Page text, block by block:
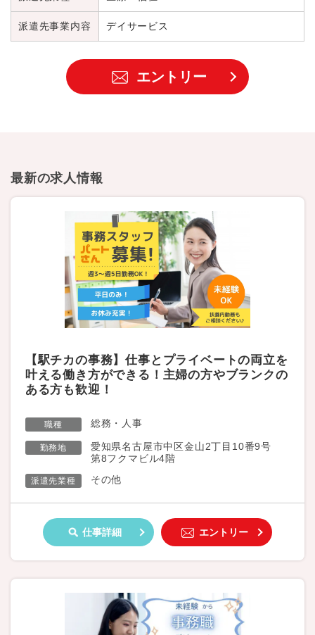
派遣先事業内容 デイサービス
エントリー
最新の求人情報
【駅チカの事務】仕事とプライベートの両立を
叶える働き方ができる！主婦の方やブランクの
ある方も歓迎！
職種 総務・人事
勤務地
愛知県名古屋市中区金山2丁目10番9号
第8フクマビル4階
派遣先業種 その他
仕事詳細 エントリー